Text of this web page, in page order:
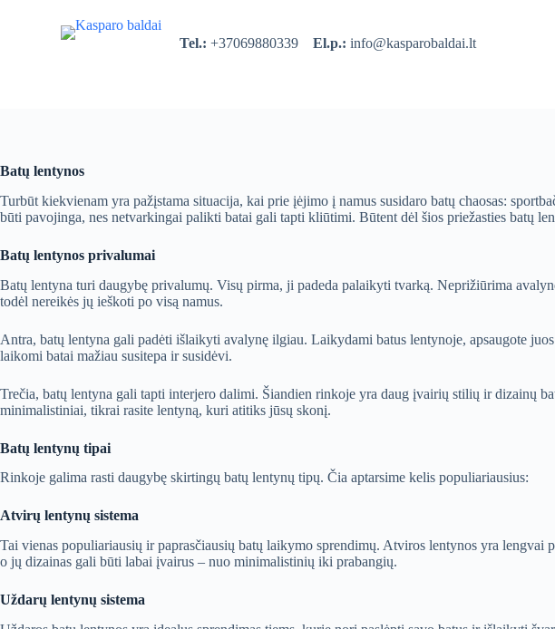
t
e
n
t
Tel.:+37069880339El.p.:info@kasparobaldai.lt
Batų lentynos
Turbūt kiekvienam yra pažįstama situacija, kai prie įėjimo į namus susidaro batų chaosas:
būti pavojinga, nes netvarkingai palikti batai gali tapti kliūtimi. Būtent dėl šios priežasties batų
Batų lentynos privalumai
Batų lentyna turi daugybę privalumų. Visų pirma, ji padeda palaikyti tvarką. Neprižiūrima
todėl nereikės jų ieškoti po visą namus.
Antra, batų lentyna gali padėti išlaikyti avalynę ilgiau. Laikydami batus lentynoje, apsaugote
laikomi batai mažiau susitepa ir susidėvi.
Trečia, batų lentyna gali tapti interjero dalimi. Šiandien rinkoje yra daug įvairių stilių ir dizainų
minimalistiniai, tikrai rasite lentyną, kuri atitiks jūsų skonį.
Batų lentynų tipai
Rinkoje galima rasti daugybę skirtingų batų lentynų tipų. Čia aptarsime kelis populiariausius:
Atvirų lentynų sistema
Tai vienas populiariausių ir paprasčiausių batų laikymo sprendimų. Atviros lentynos yra
o jų dizainas gali būti labai įvairus – nuo minimalistinių iki prabangių.
Uždarų lentynų sistema